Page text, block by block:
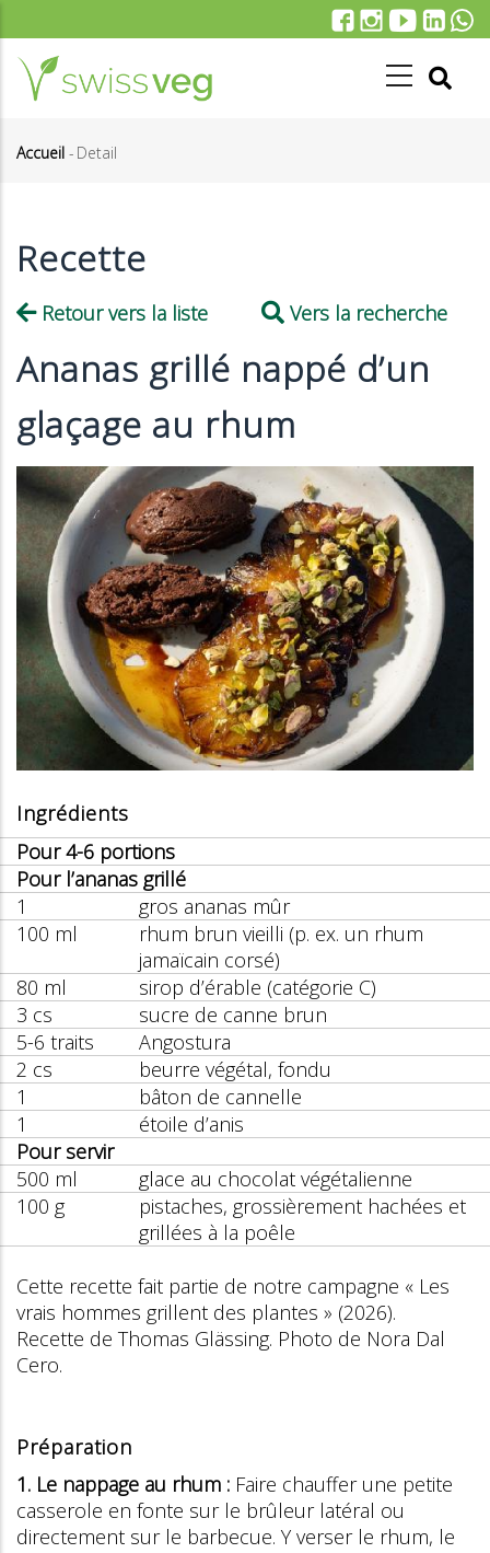
au
contenu
principal
Accueil - Detail
Recette
Retour vers la liste Vers la recherche
Ananas grillé nappé d’un
glaçage au rhum
Ingrédients
Pour 4-6 portions
Pour l’ananas grillé
1
gros ananas mûr
100 ml
rhum brun vieilli (p. ex. un rhum
jamaïcain corsé)
80 ml
sirop d’érable (catégorie C)
3 cs
sucre de canne brun
5-6 traits
Angostura
2 cs
beurre végétal, fondu
1
bâton de cannelle
1
étoile d’anis
Pour servir
500 ml
glace au chocolat végétalienne
100 g
pistaches, grossièrement hachées et
grillées à la poêle
Cette recette fait partie de notre campagne « Les
vrais hommes grillent des plantes » (2026).
Recette de Thomas Glässing. Photo de Nora Dal
Cero.
Préparation
1. Le nappage au rhum : Faire chauffer une petite
casserole en fonte sur le brûleur latéral ou
directement sur le barbecue. Y verser le rhum, le